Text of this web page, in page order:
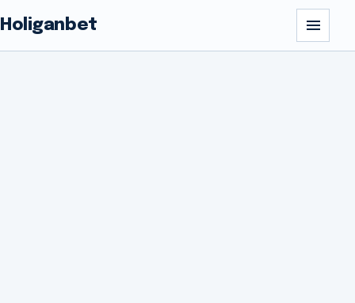
Holiganbet